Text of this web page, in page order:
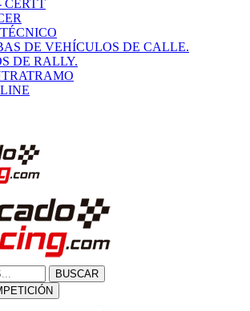
CERTT
DE VEHÍCULOS DE CALLE.
DE RALLY.
BUSCAR